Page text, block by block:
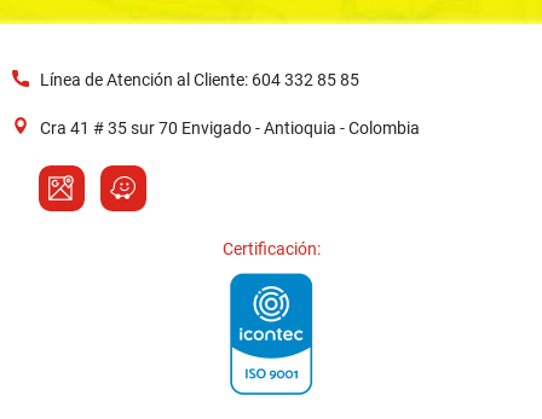
Línea de Atención al Cliente: 604 332 85 85
Cra 41 # 35 sur 70 Envigado - Antioquia - Colombia
Certificación: